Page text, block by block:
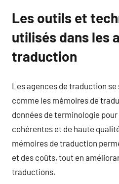
Les outils et
utilisés dans les
traduction
Les agences de traduction
comme les mémoires de
données de terminologie
cohérentes et de haute
mémoires de traduction
et des coûts, tout en
traductions.